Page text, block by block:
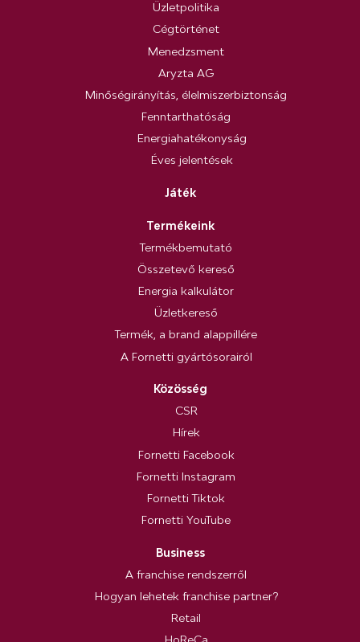
Üzletpolitika
Cégtörténet
Menedzsment
Aryzta AG
Minőségirányítás, élelmiszerbiztonság
Fenntarthatóság
Energiahatékonyság
Éves jelentések
Játék
Termékeink
Termékbemutató
Összetevő kereső
Energia kalkulátor
Üzletkereső
Termék, a brand alappillére
A Fornetti gyártósorairól
Közösség
CSR
Hírek
Fornetti Facebook
Fornetti Instagram
Fornetti Tiktok
Fornetti YouTube
Business
A franchise rendszerről
Hogyan lehetek franchise partner?
Retail